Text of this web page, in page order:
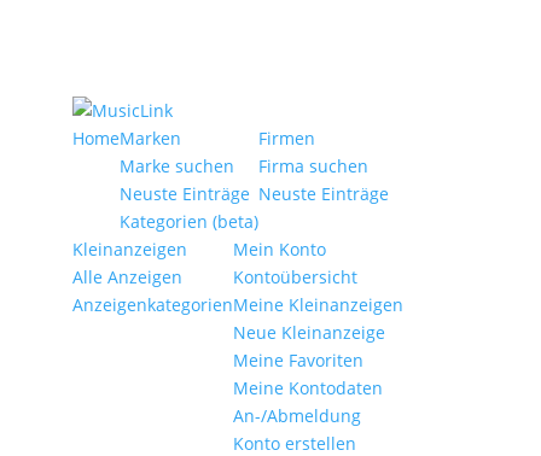
HomeMarken
Marke suchen
Neuste Einträge
Kategorien (beta)
Firmen
Firma suchen
Neuste Einträge
Kleinanzeigen
Alle Anzeigen
Anzeigen­kategorien
Mein Konto
Kontoübersicht
Meine Kleinanzeigen
Neue Kleinanzeige
Meine Favoriten
Meine Kontodaten
An-/Abmeldung
Konto erstellen